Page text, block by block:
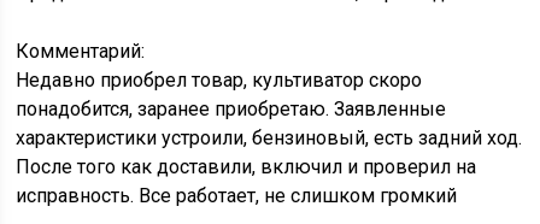
Комментарий:
Недавно приобрел товар, культиватор скоро
понадобится, заранее приобретаю. Заявленные
характеристики устроили, бензиновый, есть задний ход.
После того как доставили, включил и проверил на
исправность. Все работает, не слишком громкий